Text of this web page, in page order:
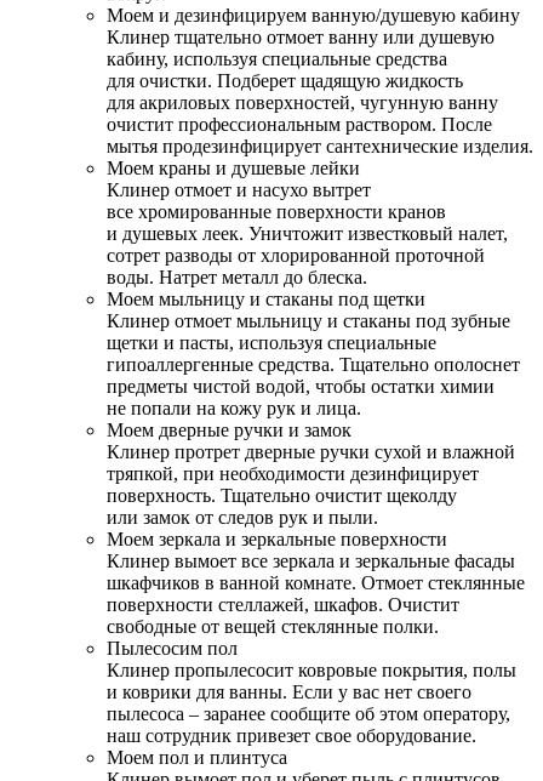
Моем и дезинфицируем ванную/душевую кабину
Клинер тщательно отмоет ванну или душевую
кабину, используя специальные средства
для очистки. Подберет щадящую жидкость
для акриловых поверхностей, чугунную ванну
очистит профессиональным раствором. После
мытья продезинфицирует сантехнические изделия.
Моем краны и душевые лейки
Клинер отмоет и насухо вытрет
все хромированные поверхности кранов
и душевых леек. Уничтожит известковый налет,
сотрет разводы от хлорированной проточной
воды. Натрет металл до блеска.
Моем мыльницу и стаканы под щетки
Клинер отмоет мыльницу и стаканы под зубные
щетки и пасты, используя специальные
гипоаллергенные средства. Тщательно ополоснет
предметы чистой водой, чтобы остатки химии
не попали на кожу рук и лица.
Моем дверные ручки и замок
Клинер протрет дверные ручки сухой и влажной
тряпкой, при необходимости дезинфицирует
поверхность. Тщательно очистит щеколду
или замок от следов рук и пыли.
Моем зеркала и зеркальные поверхности
Клинер вымоет все зеркала и зеркальные фасады
шкафчиков в ванной комнате. Отмоет стеклянные
поверхности стеллажей, шкафов. Очистит
свободные от вещей стеклянные полки.
Пылесосим пол
Клинер пропылесосит ковровые покрытия, полы
и коврики для ванны. Если у вас нет своего
пылесоса – заранее сообщите об этом оператору,
наш сотрудник привезет свое оборудование.
Моем пол и плинтуса